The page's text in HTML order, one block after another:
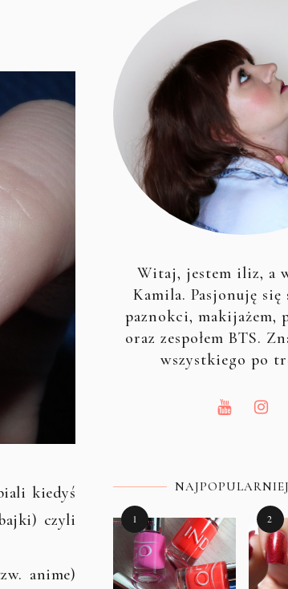
kiedyś
czyli
anime)
Witaj, jestem iliz, a
Kamila. Pasjonuję
paznokci, makijażem,
oraz zespołem BTS.
wszystkiego po